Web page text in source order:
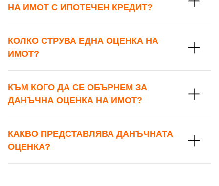
НА ИМОТ С ИПОТЕЧЕН КРЕДИТ?
КОЛКО СТРУВА ЕДНА ОЦЕНКА НА
ИМОТ?
КЪМ КОГО ДА СЕ ОБЪРНЕМ ЗА
ДАНЪЧНА ОЦЕНКА НА ИМОТ?
КАКВО ПРЕДСТАВЛЯВА ДАНЪЧНАТА
ОЦЕНКА?